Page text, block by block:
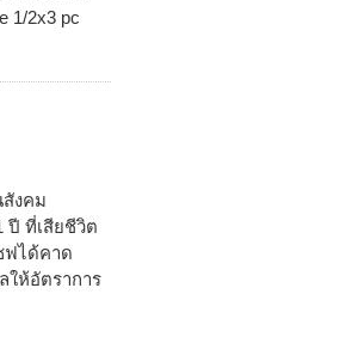
1/2x3 pc
งคม
ปี ที่เสียชีวิต
ฟได้คาด
ห้อัตราการ